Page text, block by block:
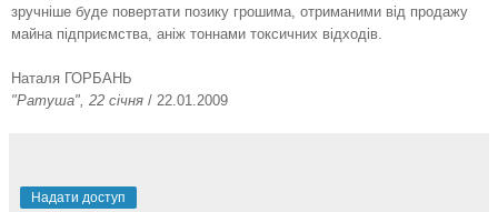
зручніше буде повертати позику грошима, отриманими від продажу
майна підприємства, аніж тоннами токсичних відходів.
Наталя ГОРБАНЬ
"Ратуша", 22 січня / 22.01.2009
Надати доступ